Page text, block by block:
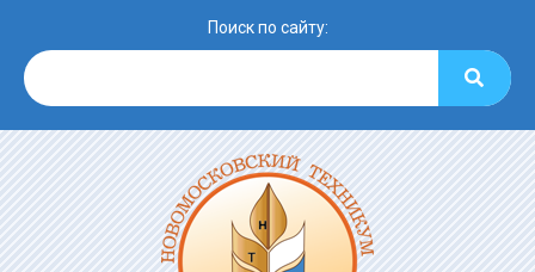
Поиск по сайту: